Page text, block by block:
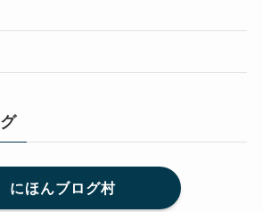
にほんブログ村